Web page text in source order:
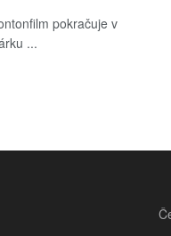
pokračuje v
...